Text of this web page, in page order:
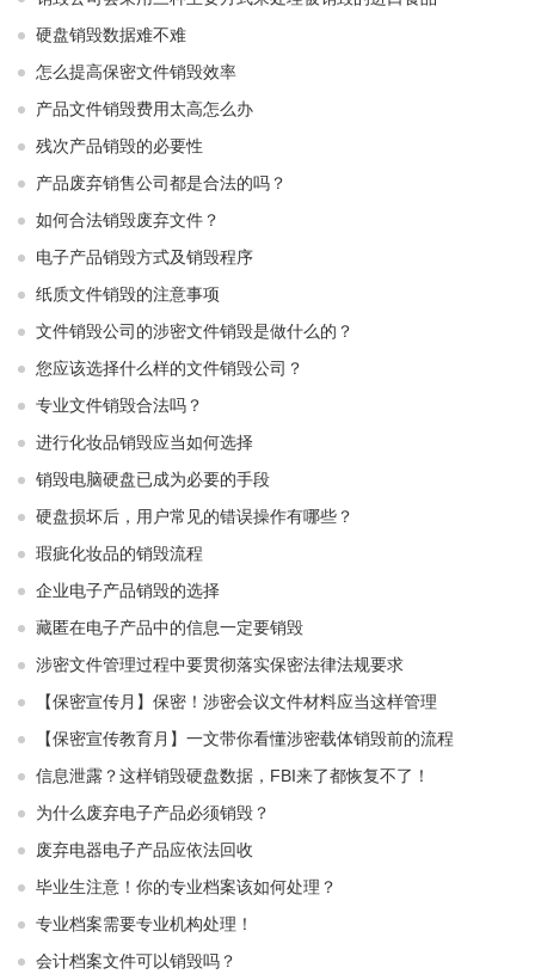
硬盘销毁数据难不难
怎么提高保密文件销毁效率
产品文件销毁费用太高怎么办
残次产品销毁的必要性
产品废弃销售公司都是合法的吗？
如何合法销毁废弃文件？
电子产品销毁方式及销毁程序
纸质文件销毁的注意事项
文件销毁公司的涉密文件销毁是做什么的？
您应该选择什么样的文件销毁公司？
专业文件销毁合法吗？
进行化妆品销毁应当如何选择
销毁电脑硬盘已成为必要的手段
硬盘损坏后，用户常见的错误操作有哪些？
瑕疵化妆品的销毁流程
企业电子产品销毁的选择
藏匿在电子产品中的信息一定要销毁
涉密文件管理过程中要贯彻落实保密法律法规要求
【保密宣传月】保密！涉密会议文件材料应当这样管理
【保密宣传教育月】一文带你看懂涉密载体销毁前的流程
信息泄露？这样销毁硬盘数据，FBI来了都恢复不了！
为什么废弃电子产品必须销毁？
废弃电器电子产品应依法回收
毕业生注意！你的专业档案该如何处理？
专业档案需要专业机构处理！
会计档案文件可以销毁吗？